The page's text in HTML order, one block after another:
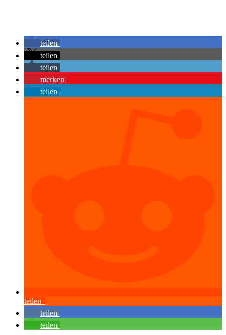
teilen
teilen
teilen
merken
teilen
teilen
teilen
teilen